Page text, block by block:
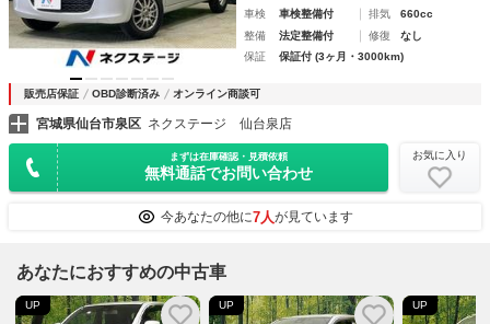
車検
車検整備付 排気
660cc
整備
法定整備付 修復
なし
保証
保証付 (3ヶ月・3000km)
販売店保証 OBD診断済み オンライン商談可
宮城県仙台市泉区 ネクステージ 仙台泉店
まずは在庫確認・見積依頼
無料通話でお問い合わせ
お気に入り
今あなたの他に7人が見ています
あなたにおすすめの中古車
UP UP UP